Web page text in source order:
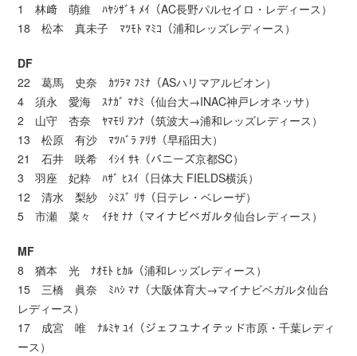
1 林﨑 萌維 ﾊﾔｼｻﾞｷ ﾒｲ（AC長野パルセイロ・レディース）
18 松本 真未子 ﾏﾂﾓﾄ ﾏﾐｺ（浦和レッズレディース）
DF
22 葛馬 史奈 ｶﾂﾗﾏ ﾌﾐﾅ（ASハリマアルビオン）
4 須永 愛海 ｽﾅｶﾞ ﾏﾅﾐ（仙台大→INAC神戸レオネッサ）
2 山守 杏奈 ﾔﾏﾓﾘ ｱﾝﾅ（筑波大→浦和レッズレディース）
13 松原 有沙 ﾏﾂﾊﾞﾗ ｱﾘｻ（早稲田大）
21 石井 咲希 ｲｼｲ ｻｷ（バニーズ京都SC）
3 羽座 妃粋 ﾊｻﾞ ﾋｽｲ（日体大 FIELDS横浜）
12 清水 梨紗 ｼﾐｽﾞ ﾘｻ（日テレ・ベレーザ）
5 市瀬 菜々 ｲﾁｾ ﾅﾅ（マイナビベガルタ仙台レディース）
MF
8 猶本 光 ﾅｵﾓﾄ ﾋｶﾙ（浦和レッズレディース）
15 三橋 眞奈 ﾐﾊｼ ﾏﾅ（大阪体育大→マイナビベガルタ仙台
レディース）
17 成宮 唯 ﾅﾙﾐﾔ ﾕｲ（ジェフユナイテッド市原・千葉レディ
ース）